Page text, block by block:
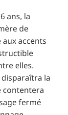
ans, la
de
accents
elles.
disparaîtra la
contentera
fermé